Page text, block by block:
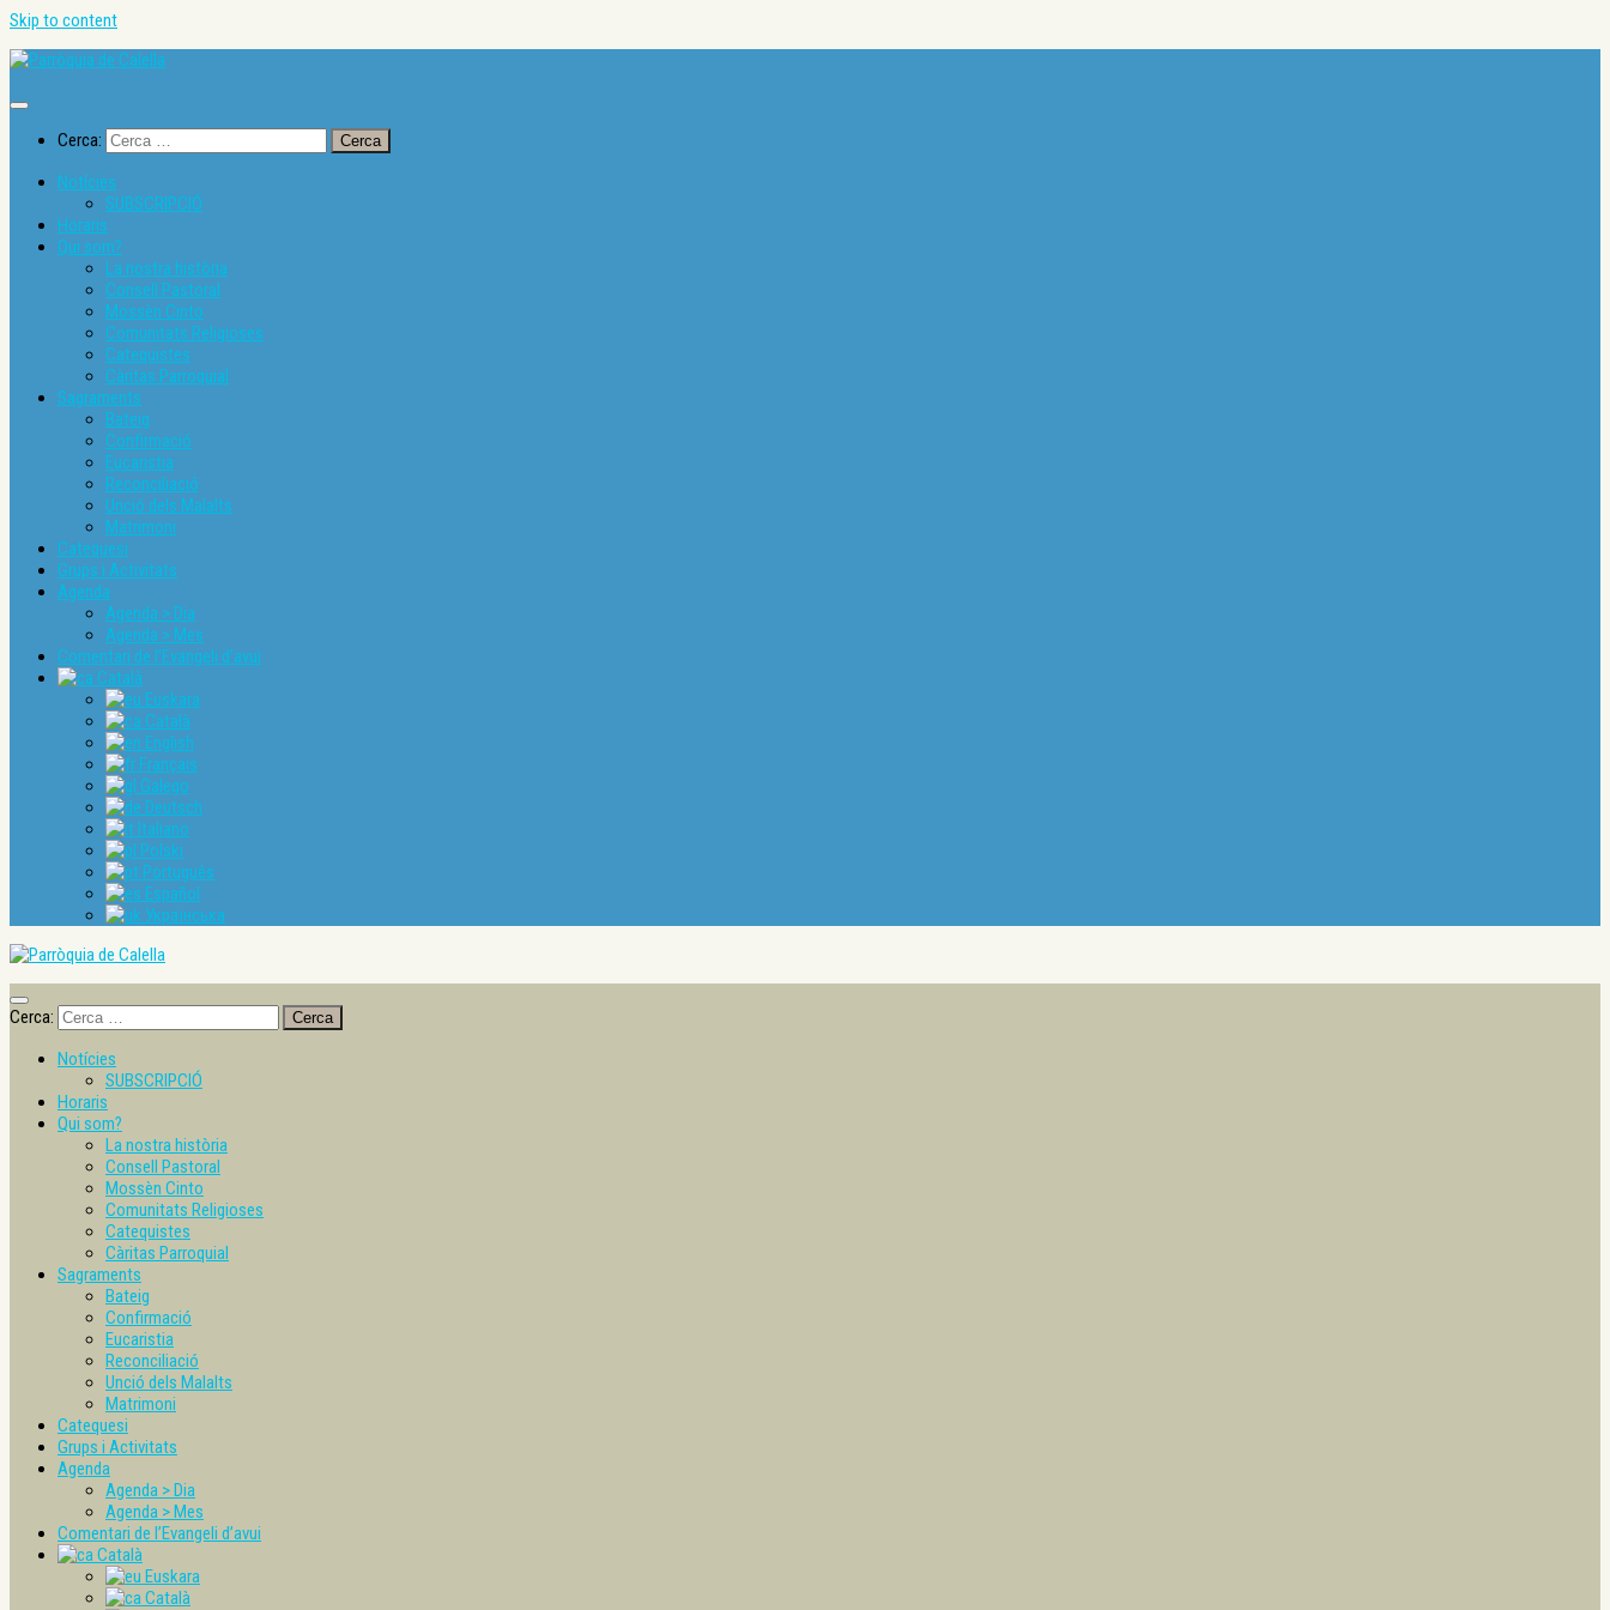
Skip to content
Cerca:
Notícies
SUBSCRIPCIÓ
Horaris
Qui som?
La nostra història
Consell Pastoral
Mossèn Cinto
Comunitats Religioses
Catequistes
Càritas Parroquial
Sagraments
Bateig
Confirmació
Eucaristia
Reconciliació
Unció dels Malalts
Matrimoni
Catequesi
Grups i Activitats
Agenda
Agenda > Dia
Agenda > Mes
Comentari de l’Evangeli d’avui
Català
Euskara
Català
English
Français
Galego
Deutsch
Italiano
Polski
Português
Español
Українська
Cerca:
Notícies
SUBSCRIPCIÓ
Horaris
Qui som?
La nostra història
Consell Pastoral
Mossèn Cinto
Comunitats Religioses
Catequistes
Càritas Parroquial
Sagraments
Bateig
Confirmació
Eucaristia
Reconciliació
Unció dels Malalts
Matrimoni
Catequesi
Grups i Activitats
Agenda
Agenda > Dia
Agenda > Mes
Comentari de l’Evangeli d’avui
Català
Euskara
Català